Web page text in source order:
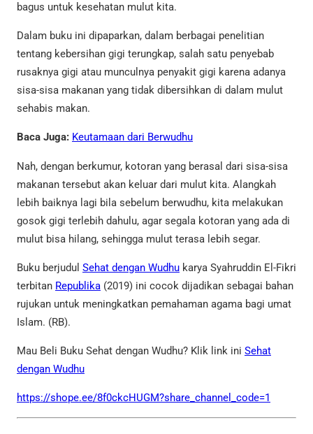
bagus untuk kesehatan mulut kita.
Dalam buku ini dipaparkan, dalam berbagai penelitian
tentang kebersihan gigi terungkap, salah satu penyebab
rusaknya gigi atau munculnya penyakit gigi karena adanya
sisa-sisa makanan yang tidak dibersihkan di dalam mulut
sehabis makan.
Baca Juga: Keutamaan dari Berwudhu
Nah, dengan berkumur, kotoran yang berasal dari sisa-sisa
makanan tersebut akan keluar dari mulut kita. Alangkah
lebih baiknya lagi bila sebelum berwudhu, kita melakukan
gosok gigi terlebih dahulu, agar segala kotoran yang ada di
mulut bisa hilang, sehingga mulut terasa lebih segar.
Buku berjudul Sehat dengan Wudhu karya Syahruddin El-Fikri
terbitan Republika (2019) ini cocok dijadikan sebagai bahan
rujukan untuk meningkatkan pemahaman agama bagi umat
Islam. (RB).
Mau Beli Buku Sehat dengan Wudhu? Klik link ini Sehat
dengan Wudhu
https://shope.ee/8f0ckcHUGM?share_channel_code=1